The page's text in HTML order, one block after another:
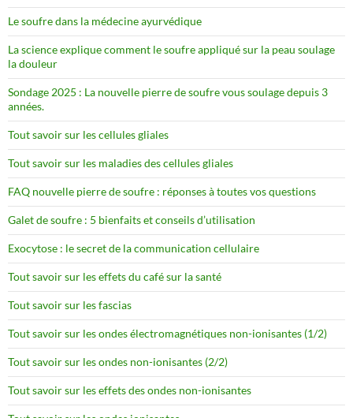
Le soufre dans la médecine ayurvédique
La science explique comment le soufre appliqué sur la peau soulage
la douleur
Sondage 2025 : La nouvelle pierre de soufre vous soulage depuis 3
années.
Tout savoir sur les cellules gliales
Tout savoir sur les maladies des cellules gliales
FAQ nouvelle pierre de soufre : réponses à toutes vos questions
Galet de soufre : 5 bienfaits et conseils d’utilisation
Exocytose : le secret de la communication cellulaire
Tout savoir sur les effets du café sur la santé
Tout savoir sur les fascias
Tout savoir sur les ondes électromagnétiques non-ionisantes (1/2)
Tout savoir sur les ondes non-ionisantes (2/2)
Tout savoir sur les effets des ondes non-ionisantes